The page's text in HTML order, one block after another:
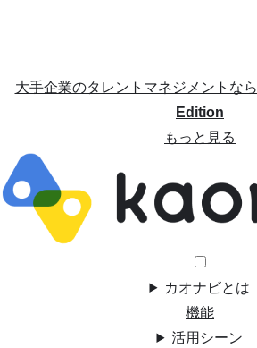
大手企業のタレントマネジメントなら
Edition
もっと見る
カオナビとは
機能
活用シーン